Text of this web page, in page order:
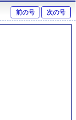
前の号 次の号